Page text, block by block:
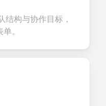
结构与协作目标，
。